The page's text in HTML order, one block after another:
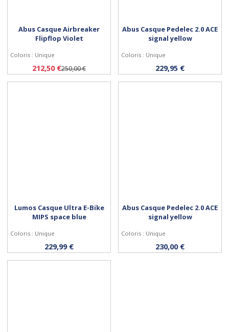
Personnaliser
Abus Casque Airbreaker
Flipflop Violet
Coloris : Unique
212,50 €250,00 € Personnaliser
Abus Casque Pedelec 2.0 ACE
signal yellow
Coloris : Unique
229,95 €
Personnaliser
Lumos Casque Ultra E-Bike
MIPS space blue
Coloris : Unique
229,99 € Personnaliser
Abus Casque Pedelec 2.0 ACE
signal yellow
Coloris : Unique
230,00 €